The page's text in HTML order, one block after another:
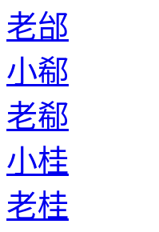
老邰
小郗
老郗
小桂
老桂